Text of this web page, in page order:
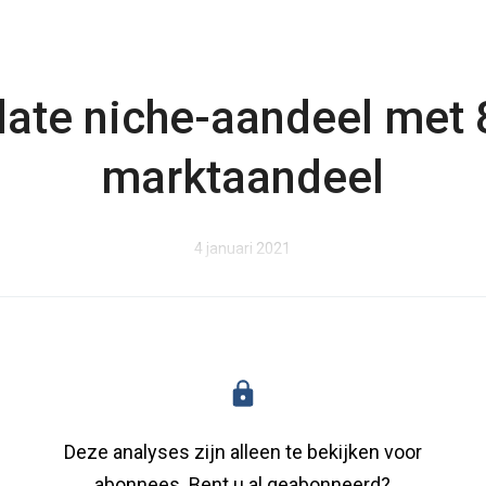
niche-aandeel met
marktaandeel
4 januari 2021
Deze analyses zijn alleen te bekijken voor